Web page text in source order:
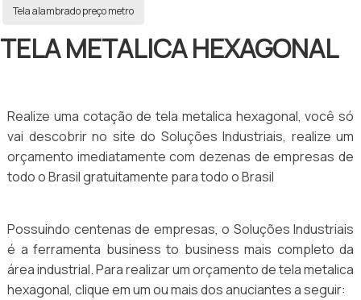
Tela alambrado preço metro
TELA METALICA HEXAGONAL
Realize uma cotação de tela metalica hexagonal, você só
vai descobrir no site do Soluções Industriais, realize um
orçamento imediatamente com dezenas de empresas de
todo o Brasil gratuitamente para todo o Brasil
Possuindo centenas de empresas, o Soluções Industriais
é a ferramenta business to business mais completo da
área industrial. Para realizar um orçamento de tela metalica
hexagonal, clique em um ou mais dos anuciantes a seguir: